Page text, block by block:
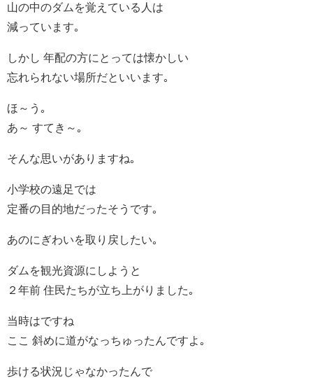
山の中のダムを覚えている人は
減っています｡
しかし 年配の方にとっては懐かしい
忘れられない場所だといいます｡
ほ～う｡
あ～ すてき～｡
そんな思いがありますね｡
小学校の遠足では
定番の目的地だったそうです｡
あのにぎわいを取り戻したい｡
ダムを観光資源にしようと
２年前 住民たちが立ち上がりました｡
当時はですね
ここ 斜めに道がなっちゅったんですよ｡
歩ける状況じゃなかったんで